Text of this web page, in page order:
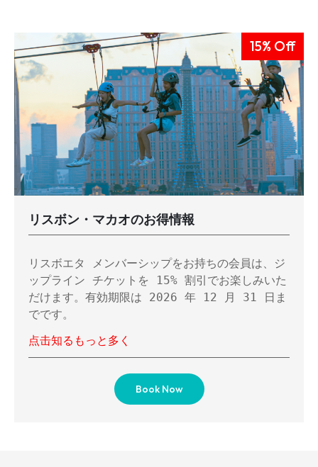
15% Off
リスボン・マカオのお得情報
リスボエタ メンバーシップをお持ちの会員は、ジ
ップライン チケットを 15% 割引でお楽しみいた
だけます。有効期限は 2026 年 12 月 31 日ま
でです。
点击知るもっと多く
Book Now